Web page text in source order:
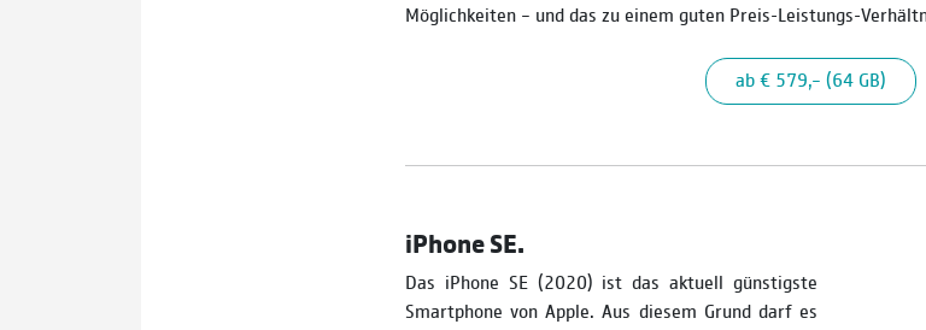
Möglichkeiten – und das zu einem guten Preis-Leistungs-
ab € 579,– (64 GB)
iPhone SE.
Das iPhone SE (2020) ist das aktuell günstigste
Smartphone von Apple. Aus diesem Grund darf es